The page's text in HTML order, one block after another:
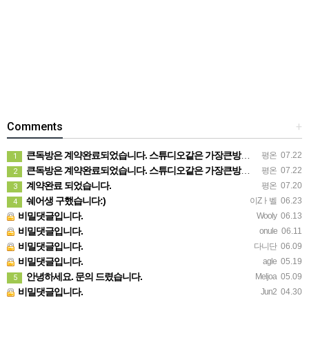
+
Comments
평온 07.22
1 큰독방은 계약완료되었습니다. 스튜디오같은 가장큰방을 2인동시 또는 혼자서 큰독방으로도 즉시입주 가능합니다.
평온 07.22
2 큰독방은 계약완료되었습니다. 스튜디오같은 가장큰방을 2인동시 또는 혼자서 큰독방으로도 즉시입주 가능합니다.
평온 07.20
3 계약완료 되었습니다.
이Zㅏ벨 06.23
4 쉐어생 구했습니다:)
Wooly 06.13
비밀댓글입니다.
onule 06.11
비밀댓글입니다.
다니단 06.09
비밀댓글입니다.
agle 05.19
비밀댓글입니다.
Meljoa 05.09
5 안녕하세요. 문의 드렸습니다.
Jun2 04.30
비밀댓글입니다.